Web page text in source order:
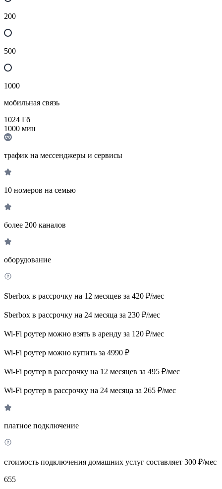
200
500
1000
мобильная связь
1024 Гб
1000 мин
трафик на мессенджеры и сервисы
10 номеров на семью
более 200 каналов
оборудование
Sberbox в рассрочку на 12 месяцев за 420 ₽/мес
Sberbox в рассрочку на 24 месяца за 230 ₽/мес
Wi-Fi роутер можно взять в аренду за 120 ₽/мес
Wi-Fi роутер можно купить за 4990 ₽
Wi-Fi роутер в рассрочку на 12 месяцев за 495 ₽/мес
Wi-Fi роутер в рассрочку на 24 месяца за 265 ₽/мес
платное подключение
стоимость подключения домашних услуг составляет 300 ₽/мес
655